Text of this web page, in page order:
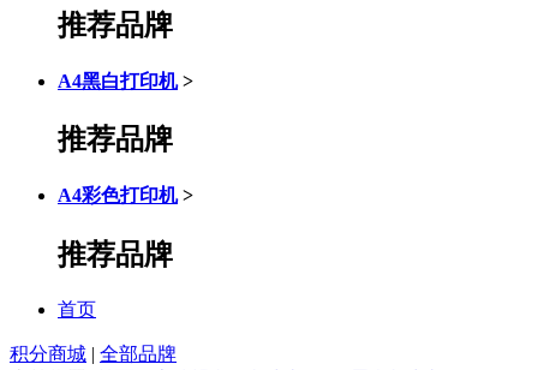
推荐品牌
A4黑白打印机 >
推荐品牌
A4彩色打印机 >
推荐品牌
首页
积分商城 | 全部品牌